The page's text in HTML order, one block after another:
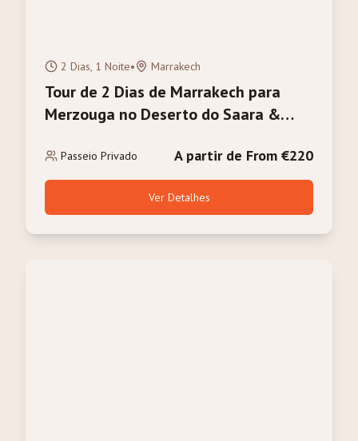
2 Dias, 1 Noite• Marrakech
Tour de 2 Dias de Marrakech para
Merzouga no Deserto do Saara &
Passeio Privado A partir de From €220
Ver Detalhes